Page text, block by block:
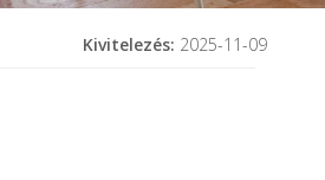
Kivitelezés: 2025-11-09